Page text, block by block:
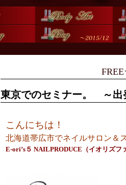
東京でのセミナー。 ～出
こんにちは！
北海道帯広市でネイルサロン＆
E-ori’s５ NAILPRODUCE（イオリズフ